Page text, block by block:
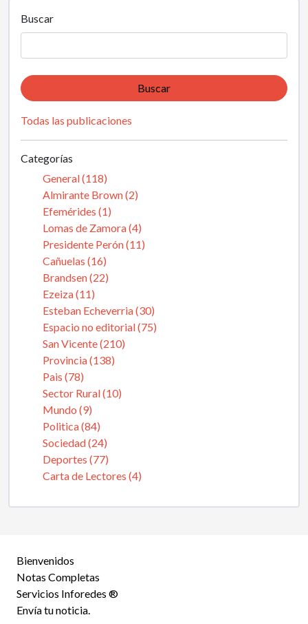
Buscar
Buscar
Todas las publicaciones
Categorías
General (118)
Almirante Brown (2)
Efemérides (1)
Lomas de Zamora (4)
Presidente Perón (11)
Cañuelas (16)
Brandsen (22)
Ezeiza (11)
Esteban Echeverria (30)
Espacio no editorial (75)
San Vicente (210)
Provincia (138)
Pais (78)
Sector Rural (10)
Mundo (9)
Politica (84)
Sociedad (24)
Deportes (77)
Carta de Lectores (4)
Bienvenidos
Notas Completas
Servicios Inforedes ®
Envía tu noticia.